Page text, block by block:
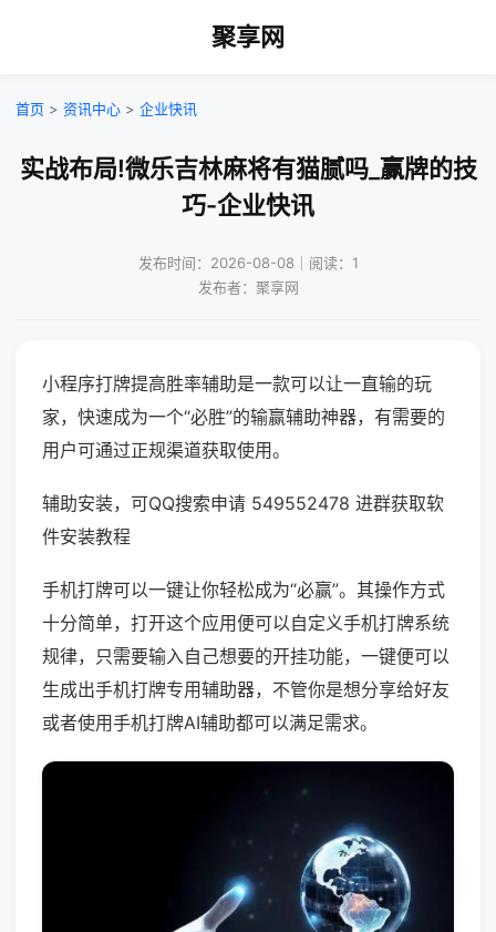
聚享网
首页 > 资讯中心 > 企业快讯
实战布局!微乐吉林麻将有猫腻吗_赢牌的技
巧-企业快讯
发布时间：2026-08-08｜阅读：1
发布者：聚享网
小程序打牌提高胜率辅助是一款可以让一直输的玩
家，快速成为一个“必胜”的输赢辅助神器，有需要的
用户可通过正规渠道获取使用。
辅助安装，可QQ搜索申请 549552478 进群获取软
件安装教程
手机打牌可以一键让你轻松成为“必赢”。其操作方式
十分简单，打开这个应用便可以自定义手机打牌系统
规律，只需要输入自己想要的开挂功能，一键便可以
生成出手机打牌专用辅助器，不管你是想分享给好友
或者使用手机打牌AI辅助都可以满足需求。